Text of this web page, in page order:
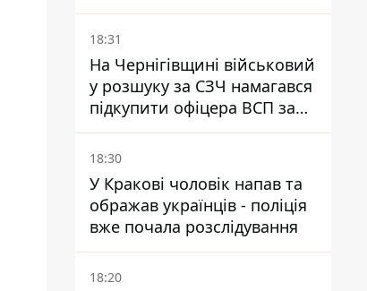
18:31
На Чернігівщині військовий
у розшуку за СЗЧ намагався
підкупити офіцера ВСП за
40 тисяч гривень
18:30
У Кракові чоловік напав та
ображав українців - поліція
вже почала розслідування
18:20